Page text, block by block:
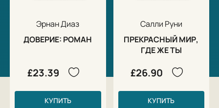
Эрнан Диаз
ДОВЕРИЕ: РОМАН
£23.39
КУПИТЬ
Салли Руни
ПРЕКРАСНЫЙ МИР,
ГДЕ ЖЕ ТЫ
£26.90
КУПИТЬ